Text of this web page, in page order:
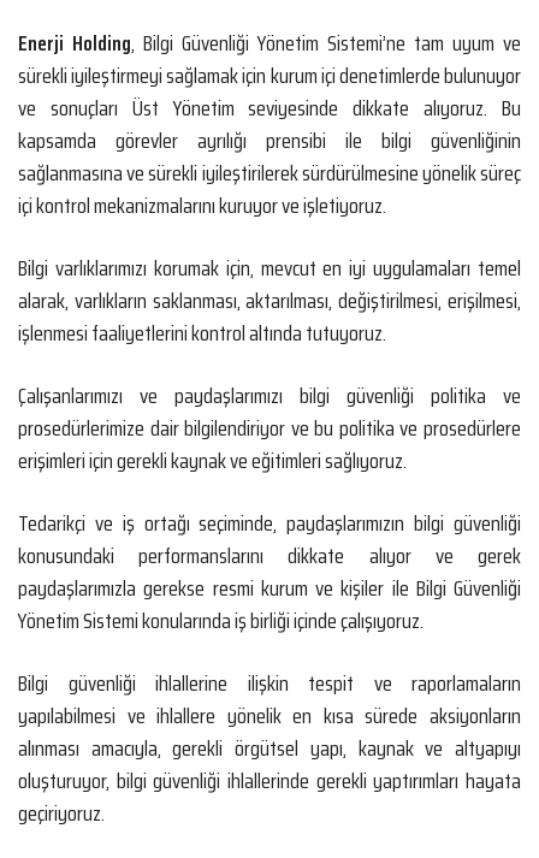
Enerji Holding, Bilgi Güvenliği Yönetim Sistemi’ne tam uyum ve
sürekli iyileştirmeyi sağlamak için kurum içi denetimlerde bulunuyor
ve sonuçları Üst Yönetim seviyesinde dikkate alıyoruz. Bu
kapsamda görevler ayrılığı prensibi ile bilgi güvenliğinin
sağlanmasına ve sürekli iyileştirilerek sürdürülmesine yönelik süreç
içi kontrol mekanizmalarını kuruyor ve işletiyoruz.
Bilgi varlıklarımızı korumak için, mevcut en iyi uygulamaları temel
alarak, varlıkların saklanması, aktarılması, değiştirilmesi, erişilmesi,
işlenmesi faaliyetlerini kontrol altında tutuyoruz.
Çalışanlarımızı ve paydaşlarımızı bilgi güvenliği politika ve
prosedürlerimize dair bilgilendiriyor ve bu politika ve prosedürlere
erişimleri için gerekli kaynak ve eğitimleri sağlıyoruz.
Tedarikçi ve iş ortağı seçiminde, paydaşlarımızın bilgi güvenliği
konusundaki performanslarını dikkate alıyor ve gerek
paydaşlarımızla gerekse resmi kurum ve kişiler ile Bilgi Güvenliği
Yönetim Sistemi konularında iş birliği içinde çalışıyoruz.
Bilgi güvenliği ihlallerine ilişkin tespit ve raporlamaların
yapılabilmesi ve ihlallere yönelik en kısa sürede aksiyonların
alınması amacıyla, gerekli örgütsel yapı, kaynak ve altyapıyı
oluşturuyor, bilgi güvenliği ihlallerinde gerekli yaptırımları hayata
geçiriyoruz.